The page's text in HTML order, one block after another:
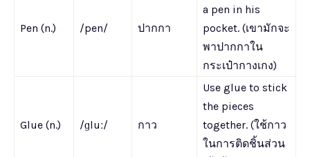
Pen (n.) /pen/ ปากกา
a pen in his
pocket. (เขามักจะ
พาปากกาใน
กระเป๋ากางเกง)
Glue (n.) /ɡluː/ กาว
Use glue to stick
the pieces
together. (ใช้กาว
ในการติดชิ้นส่วน